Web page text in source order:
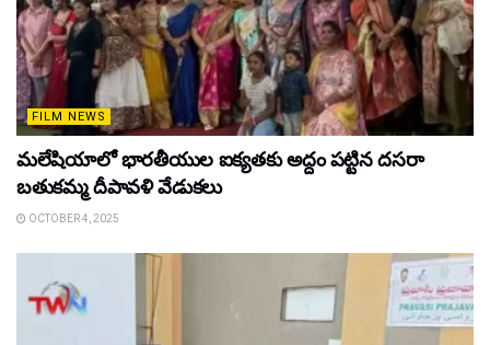
FILM NEWS
మలేషియాలో భారతీయుల ఐక్యతకు అద్దం పట్టిన దసరా
బతుకమ్మ దీపావళి వేడుకలు
OCTOBER 4, 2025